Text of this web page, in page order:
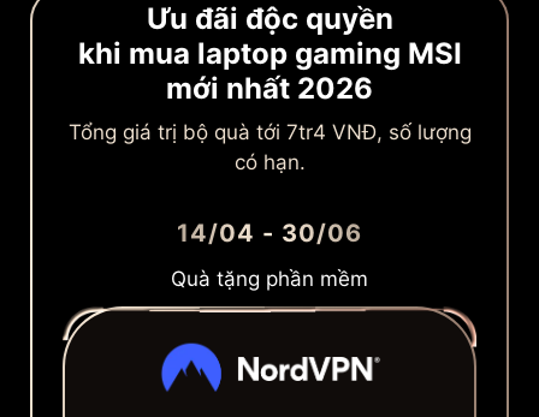
Ưu đãi độc quyền
khi mua laptop gaming MSI
mới nhất 2026
Tổng giá trị bộ quà tới 7tr4 VNĐ, số lượng
có hạn.
14/04 - 30/06
Quà tặng phần mềm